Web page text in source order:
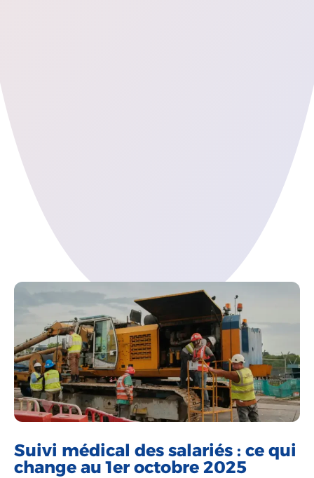
Suivi médical des salariés : ce qui
change au 1er octobre 2025